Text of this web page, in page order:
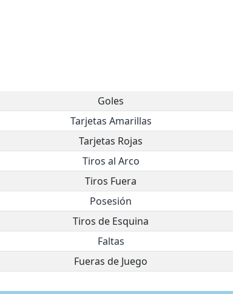
Goles
Tarjetas Amarillas
Tarjetas Rojas
Tiros al Arco
Tiros Fuera
Posesión
Tiros de Esquina
Faltas
Fueras de Juego